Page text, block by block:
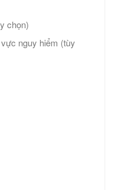
chọn)
nguy hiểm (tùy